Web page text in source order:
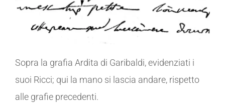
Sopra la grafia Ardita di Garibaldi, evidenziati i
suoi Ricci; qui la mano si lascia andare, rispetto
alle grafie precedenti.